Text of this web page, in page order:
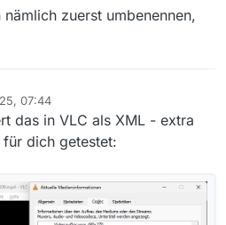
zuerst umbenennen,
07:44
das in VLC als XML - extra
dich getestet: